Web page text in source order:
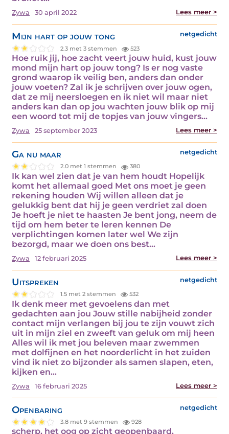
Zywa 30 april 2022 Lees meer >
Mijn hart op jouw tong netgedicht
2.3 met 3 stemmen 523
Hoe ruik jij, hoe zacht veert jouw huid, kust jouw
mond mijn hart op jouw tong? Is er nog vaste
grond waarop ik veilig ben, anders dan onder
jouw voeten? Zal ik je schrijven over jouw ogen,
dat ze mij neersloegen en ik niet wil maar niet
anders kan dan op jou wachten jouw blik op mij
een woord tot mij de topjes van jouw vingers…
Zywa 25 september 2023 Lees meer >
Ga nu maar netgedicht
2.0 met 1 stemmen 380
Ik kan wel zien dat je van hem houdt Hopelijk
komt het allemaal goed Met ons moet je geen
rekening houden Wij willen alleen dat je
gelukkig bent dat hij je geen verdriet zal doen
Je hoeft je niet te haasten Je bent jong, neem de
tijd om hem beter te leren kennen De
verplichtingen komen later wel We zijn
bezorgd, maar we doen ons best…
Zywa 12 februari 2025 Lees meer >
Uitspreken netgedicht
1.5 met 2 stemmen 532
Ik denk meer met gevoelens dan met
gedachten aan jou Jouw stille nabijheid zonder
contact mijn verlangen bij jou te zijn vouwt zich
uit in mijn ziel en zweeft van geluk om mij heen
Alles wil ik met jou beleven maar zwemmen
met dolfijnen en het noorderlicht in het zuiden
vind ik niet zo bijzonder als samen slapen, eten,
kijken en…
Zywa 16 februari 2025 Lees meer >
Openbaring netgedicht
3.8 met 9 stemmen 928
scherp, het oog op zicht geopenbaard,